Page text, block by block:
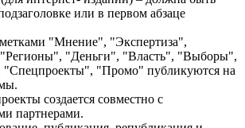
или в первом абзаце
"Мнение", "Экспертиза",
"Регионы", "Деньги", "Власть", "Выборы",
"Спецпроекты", "Промо" публикуются на
создается совместно с
партнерами.